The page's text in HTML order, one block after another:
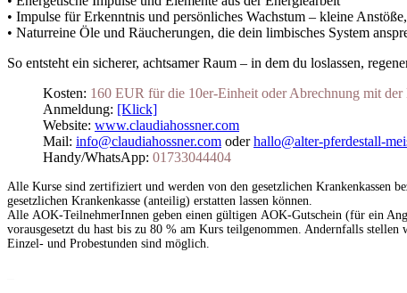
• Impulse für Erkenntnis und persönliches Wachstum – kleine
• Naturreine Öle und Räucherungen, die dein limbisches System
So entsteht ein sicherer, achtsamer Raum – in dem du loslassen,
Kosten: 160 EUR für die 10er-Einheit oder Abrechnung mit der
Anmeldung: [Klick]
Website: www.claudiahossner.com
Mail: info@claudiahossner.com oderhallo@alter-pferdestall-
Handy/WhatsApp: 01733044404
Alle Kurse sind zertifiziert und werden von den gesetzlichen Krankenkassen
gesetzlichen Krankenkasse (anteilig) erstatten lassen können.
Alle AOK-TeilnehmerInnen geben einen gültigen AOK-Gutschein (für ein
vorausgesetzt du hast bis zu 80 % am Kurs teilgenommen. Andernfalls
Einzel- und Probestunden sind möglich.